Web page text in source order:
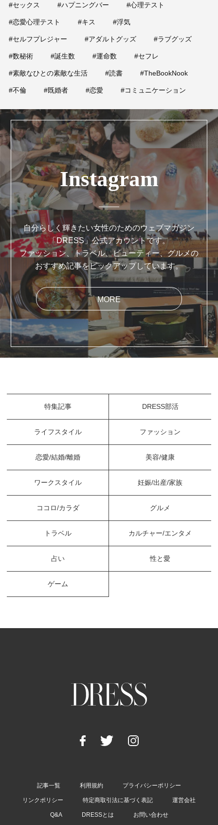
#セックス #ハプニングバー #心理テスト
#恋愛心理テスト #キス #浮気
#セルフプレジャー #アダルトグッズ #ラブグッズ
#数秘術 #誕生数 #運命数 #セフレ
#素敵なひとの素敵な生活 #読書 #TheBookNook
#不倫 #既婚者 #恋愛 #コミュニケーション
Instagram
自分らしく輝きたい女性のためのウェブマガジン
「DRESS」公式アカウントです。
ファッション、トラベル、ビューティー、グルメの
おすすめ記事をピックアップしています。
MORE
特集記事 DRESS部活
ライフスタイル ファッション
恋愛/結婚/離婚 美容/健康
ワークスタイル 妊娠/出産/家族
ココロ/カラダ グルメ
トラベル カルチャー/エンタメ
占い 性と愛
ゲーム
記事一覧 利用規約 プライバシーポリシー
リンクポリシー 特定商取引法に基づく表記 運営会社
Q&A DRESSとは お問い合わせ